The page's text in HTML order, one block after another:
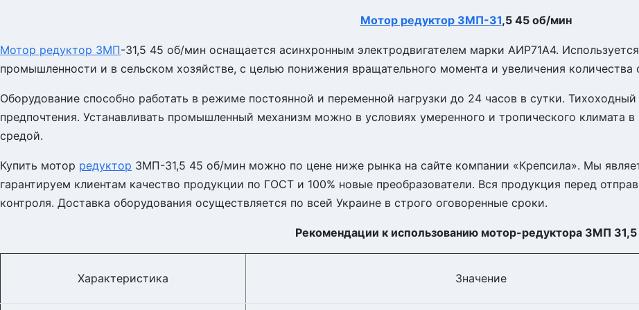
Мотор редуктор 3МП-31,5 45 об/мин
Мотор редуктор 3МП-31,5 45 об/мин оснащается асинхронным электродвигателем марки АИР71А4.
промышленности и в сельском хозяйстве, с целью понижения вращательного момента и увеличения количества
Оборудование способно работать в режиме постоянной и переменной нагрузки до 24 часов в сутки.
предпочтения. Устанавливать промышленный механизм можно в условиях умеренного и тропического климата
средой.
Купить мотор редуктор 3МП-31,5 45 об/мин можно по цене ниже рынка на сайте компании «Крепсила». Мы
гарантируем клиентам качество продукции по ГОСТ и 100% новые преобразователи. Вся продукция перед
контроля. Доставка оборудования осуществляется по всей Украине в строго оговоренные сроки.
Рекомендации к использованию мотор-редуктора 3МП 31,5
Характеристика Значение